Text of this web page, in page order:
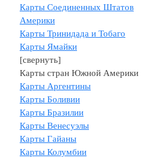
Карты Соединенных Штатов
Америки
Карты Тринидада и Тобаго
Карты Ямайки
[свернуть]
Карты стран Южной Америки
Карты Аргентины
Карты Боливии
Карты Бразилии
Карты Венесуэлы
Карты Гайаны
Карты Колумбии